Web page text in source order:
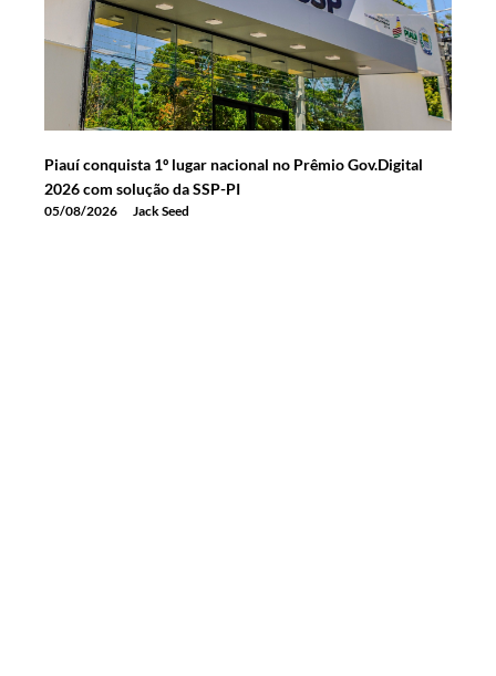
Piauí conquista 1º lugar nacional no Prêmio Gov.Digital
2026 com solução da SSP-PI
05/08/2026 Jack Seed